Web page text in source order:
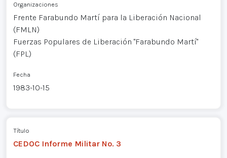
Organizaciones
Frente Farabundo Martí para la Liberación Nacional
(FMLN)
Fuerzas Populares de Liberación "Farabundo Martí"
(FPL)
Fecha
1983-10-15
Título
CEDOC Informe Militar No. 3